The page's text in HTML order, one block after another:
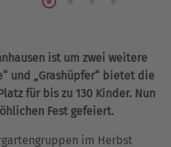
ist um zwei weitere
und „Grashüpfer“ bietet die
für bis zu 130 Kinder. Nun
Fest gefeiert.
im Herbst